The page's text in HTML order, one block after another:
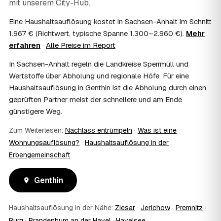
Häufig ja: Im Nachlass können die Kosten einer
Erbschaftsteuer mindern, bei vermieteten Objekten teils
als Werbungskosten. Sie erhalten eine ordentliche
Rechnung als Beleg. Verbindlich klärt das Ihr
08 Muss ich als Erbe in Genthin vor Ort anwesend
sein?
Nein, Sie müssen nicht durchgängig anwesend sein. Viele
Erben übergeben in Genthin nur die Schlüssel und lassen
sich per Fotos auf dem Laufenden halten. Eine kurze
genügt meist.
09 Bekomme ich einen Entsorgungsnachweis?
Ja. Sie erhalten auf Wunsch einen Entsorgungs- bzw.
So ist dokumentiert, dass der Hausstand in Genthin
umweltgerecht und rechtssicher entsorgt wurde.
Oft schon innerhalb weniger Tage, in vielen Regionen
mit unserem City-Hub.
Eine Haushaltsauflösung kostet in Sachsen-Anhalt im Schnitt
1.967 € (Richtwert, typische Spanne 1.300–2.960 €). Mehr
erfahren · Alle Preise im Report
In Sachsen-Anhalt regeln die Landkreise Sperrmüll und
Wertstoffe über Abholung und regionale Höfe. Für eine
Haushaltsauflösung in Genthin ist die Abholung durch einen
geprüften Partner meist der schnellere und am Ende
günstigere Weg.
Zum Weiterlesen: Nachlass entrümpeln · Was ist eine
Wohnungsauflösung? · Haushaltsauflösung in der
Erbengemeinschaft
Genthin
Haushaltsauflösung in der Nähe: Ziesar · Jerichow · Premnitz ·